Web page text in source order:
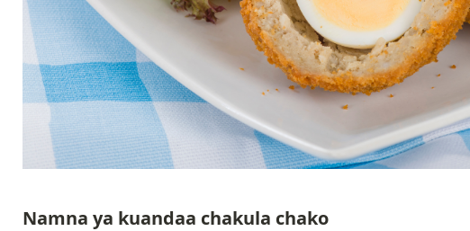
Namna ya kuandaa chakula chako